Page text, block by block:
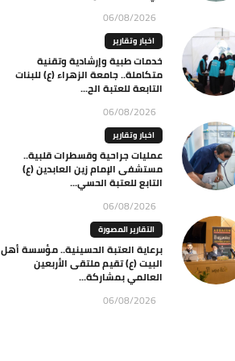
06/08/2026
اخبار وتقارير
خدمات طبية وإرشادية وتقنية
متكاملة.. جامعة الزهراء (ع) للبنات
التابعة للعتبة الح...
06/08/2026
اخبار وتقارير
عمليات جراحية وقسطرات قلبية..
مستشفى الإمام زين العابدين (ع)
التابع للعتبة الحسي...
06/08/2026
التقارير المصورة
برعاية العتبة الحسينية.. مؤسسة أهل
البيت (ع) تقيم ملتقى الأربعين
العالمي بمشاركة...
06/08/2026